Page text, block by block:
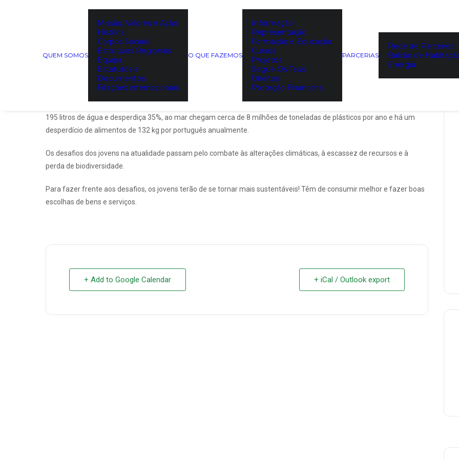
QUEM SOMOS
Missão, Valores e Ação
História
Corpos Sociais
Estruturas Regionais
Equipa
Estatutos e
Documentos
Filiações internacionais
O QUE FAZEMOS
Informação
Representação
Formação e Educação
Cursos
Projetos
Segue Os Teus
Direitos
Proteção Financeira
PARCERIAS
Rede de Parceiros
Balcão de
Energia
ConsumerTalks – Go Green – Torna-te sustentável! |
Escola Secundária Diogo Macedo
GO GREEN, TORNA-TE MAIS SUSTENTÁVEL
195 litros de água e desperdiça 35%, ao mar chegam cerca de 8 milhões de toneladas de plásticos por ano e há um
desperdício de alimentos de 132 kg por português anualmente.
Os desafios dos jovens na atualidade passam pelo combate às alterações climáticas, à escassez de recursos e à
perda de biodiversidade.
Para fazer frente aos desafios, os jovens terão de se tornar mais sustentáveis! Têm de consumir melhor e fazer boas
escolhas de bens e serviços.
+ Add to Google Calendar + iCal / Outlook export